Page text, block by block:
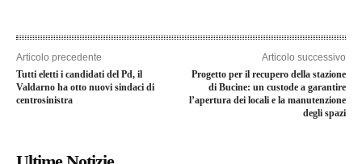
Articolo precedente
Tutti eletti i candidati del Pd, il
Valdarno ha otto nuovi sindaci di
centrosinistra
Articolo successivo
Progetto per il recupero della stazione
di Bucine: un custode a garantire
l’apertura dei locali e la manutenzione
degli spazi